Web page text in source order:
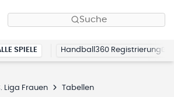
Suche
SPIELE Handball360 Registrierung
Liga Frauen Tabellen